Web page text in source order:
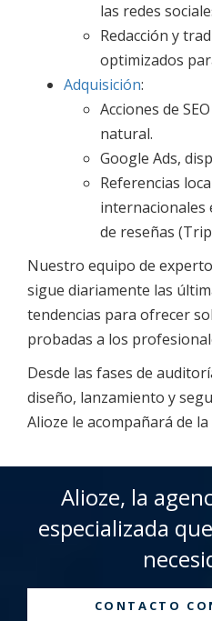
las redes
Redacción y
optimizados
Adquisición:
Acciones de
natural.
Google Ads,
Referencias
internacionales
de reseñas
Nuestro equipo de
sigue diariamente las
tendencias para ofrecer
probadas a los
Desde las fases de
diseño, lanzamiento y
Alioze le acompañará de la
Alioze, la
especializada
CONTACTO